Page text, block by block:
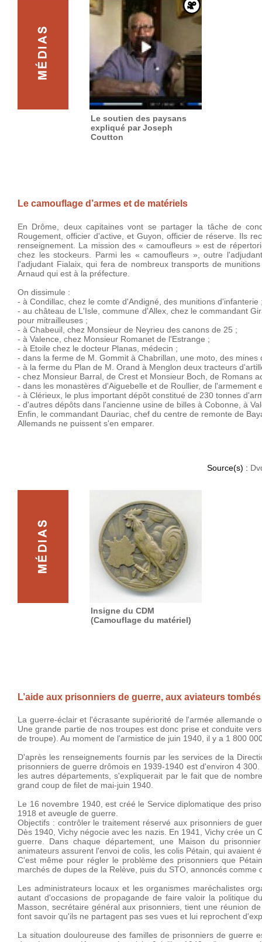
Le soutien des paysans
expliqué par Joseph
Coutton
Le camouflage d’armes et de matériels
En Drôme, deux capitaines vont se partager la tâche de
Rougement, officier d'active, et Guyon, officier de réserve. Ils
renseignement. La mission des « camoufleurs » est de
chez les stockeurs. Parmi les « camoufleurs », outre
l'adjudant Fialaix, qui fera de nombreux transports de
Arnaud qui est à la préfecture.
On dissimule :
- à Condillac, chez le comte d'Andigné, des munitions d'infanterie
- au château de L'Isle, commune d'Allex, chez le commandant
pour mitrailleuses ;
- à Chabeuil, chez Monsieur de Neyrieu des canons de 25 ;
- à Valence, chez Monsieur Romanet de l'Estrange ;
- à Etoile chez le docteur Planas, médecin ;
- dans la ferme de M. Gommit à Chabrillan, une moto, des
- à la ferme du Plan de M. Orand à Menglon deux tracteurs
- chez Monsieur Barral, de Crest et Monsieur Boch, de Romans
- dans les monastères d'Aiguebelle et de Roullier, de l'armement
- à Clérieux, le plus important dépôt constitué de 230 tonnes
- d'autres dépôts dans l'ancienne usine de billes à Cobonne, à
Enfin, le commandant Dauriac, chef du centre de remonte de
Allemands ne puissent s'en emparer.
Source(s) :
Insigne du CDM
(Camouflage du matériel)
L’aide aux prisonniers de guerre, aux aviateurs tombés
La guerre-éclair et l'écrasante supériorité de l'armée
Une grande partie de nos troupes est donc prise et conduite
de troupe). Au moment de l'armistice de juin 1940, il y a 1 800
D'après les renseignements fournis par les services de la
prisonniers de guerre drômois en 1939-1940 est d'environ 4
les autres départements, s'expliquerait par le fait que de
grand coup de filet de mai-juin 1940.
Le 16 novembre 1940, est créé le Service diplomatique des
1918 et aveugle de guerre.
Objectifs : contrôler le traitement réservé aux prisonniers de
Dès 1940, Vichy négocie avec les nazis. En 1941, Vichy crée
guerre. Dans chaque département, une Maison du
animateurs assurent l'envoi de colis, les colis Pétain, qui avaient
C'est même pour régler le problème des prisonniers que
marchés de dupes de la Relève, puis du STO, annoncés
Les administrateurs locaux et les organismes maréchalistes
autant d'occasions de propagande de faire valoir la politique
Masson, secrétaire général aux prisonniers, tient une réunion
font savoir qu'ils ne partagent pas ses vues et lui reprochent
La situation douloureuse des familles de prisonniers de guerre